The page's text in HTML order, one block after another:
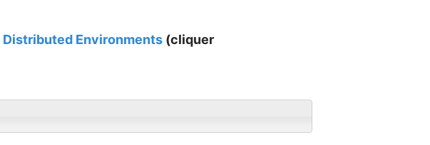
Environments (cliquer